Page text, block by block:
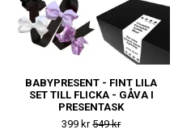
BABYPRESENT - FINT LILA
SET TILL FLICKA - GÅVA I
PRESENTASK
399 kr549 kr